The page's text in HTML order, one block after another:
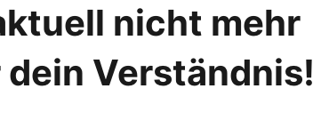
nicht mehr
Verständnis!